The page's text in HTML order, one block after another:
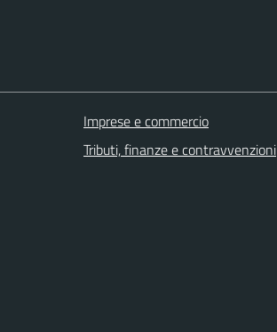
Imprese e commercio
Tributi, finanze e contravvenzioni